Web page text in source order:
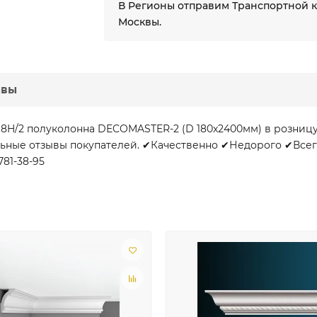
В Регионы отправим Транспортной
Москвы.
2 полуколонна DECOMASTER-2 (D 180х2400мм) в
отзывы покупателей. ✔Качественно ✔Недорого
38-95